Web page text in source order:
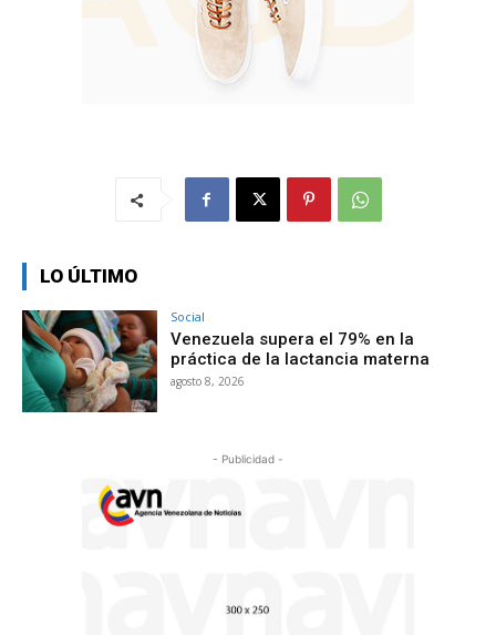
LO ÚLTIMO
Social
Venezuela supera el 79% en la
práctica de la lactancia materna
agosto 8, 2026
- Publicidad -